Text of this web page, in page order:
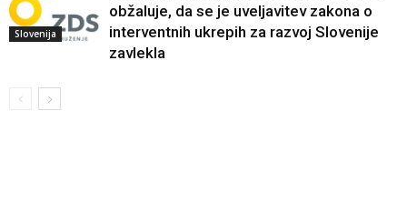
Slovenija
obžaluje, da se je uveljavitev zakona o
interventnih ukrepih za razvoj Slovenije
zavlekla